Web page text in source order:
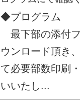
◆プログラム
最下部の添付
ウンロード頂き
て必要部数印刷
いいたし...